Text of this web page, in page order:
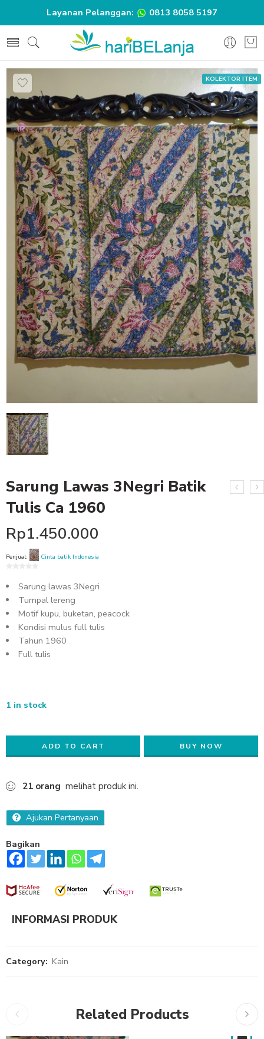
Layanan Pelanggan: 0813 8058 5197
KOLEKTOR ITEM
Sarung Lawas 3Negri Batik
Tulis Ca 1960
Rp1.450.000
Penjual: Cinta batik Indonesia
out
Sarung lawas 3Negri
Tumpal lereng
Motif kupu, buketan, peacock
Kondisi mulus full tulis
Tahun 1960
Full tulis
1 in stock
ADD TO CART BUY NOW
21 orang melihat produk ini.
Ajukan Pertanyaan
Bagikan
INFORMASI PRODUK
Category: Kain
Related Products